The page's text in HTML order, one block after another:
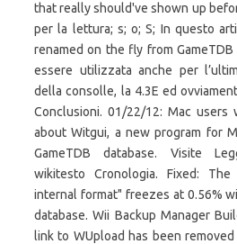
that really should've shown up
per la lettura; s; o; S; In questo
renamed on the fly from GameTDB
essere utilizzata anche per
della consolle, la 4.3E ed
Conclusioni. 01/22/12: Mac
about Witgui, a new program for
GameTDB database. Visite
wikitesto Cronologia. Fixed:
internal format" freezes at 0.56%
database. Wii Backup Manager
link to WUpload has been